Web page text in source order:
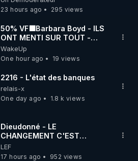
JARDIN&des Haies
23 hours ago
295 views
50% VF🟩Barbara Boyd - ILS
ONT MENTI SUR TOUT -
Jocelyne Traduction
WakeUp
One hour ago
19 views
2216 - L'état des banques
relais-x
One day ago
1.8 k views
Dieudonné - LE
CHANGEMENT C'EST
MAINTENANT
LEF
17 hours ago
952 views